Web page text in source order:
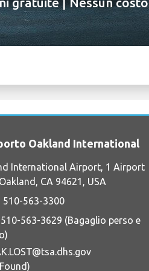
Oakland International
International Airport, 1 Airport
CA 94621, USA
510-563-3300
563-3629 (Bagaglio perso e